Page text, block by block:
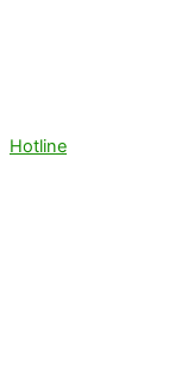
Hotline